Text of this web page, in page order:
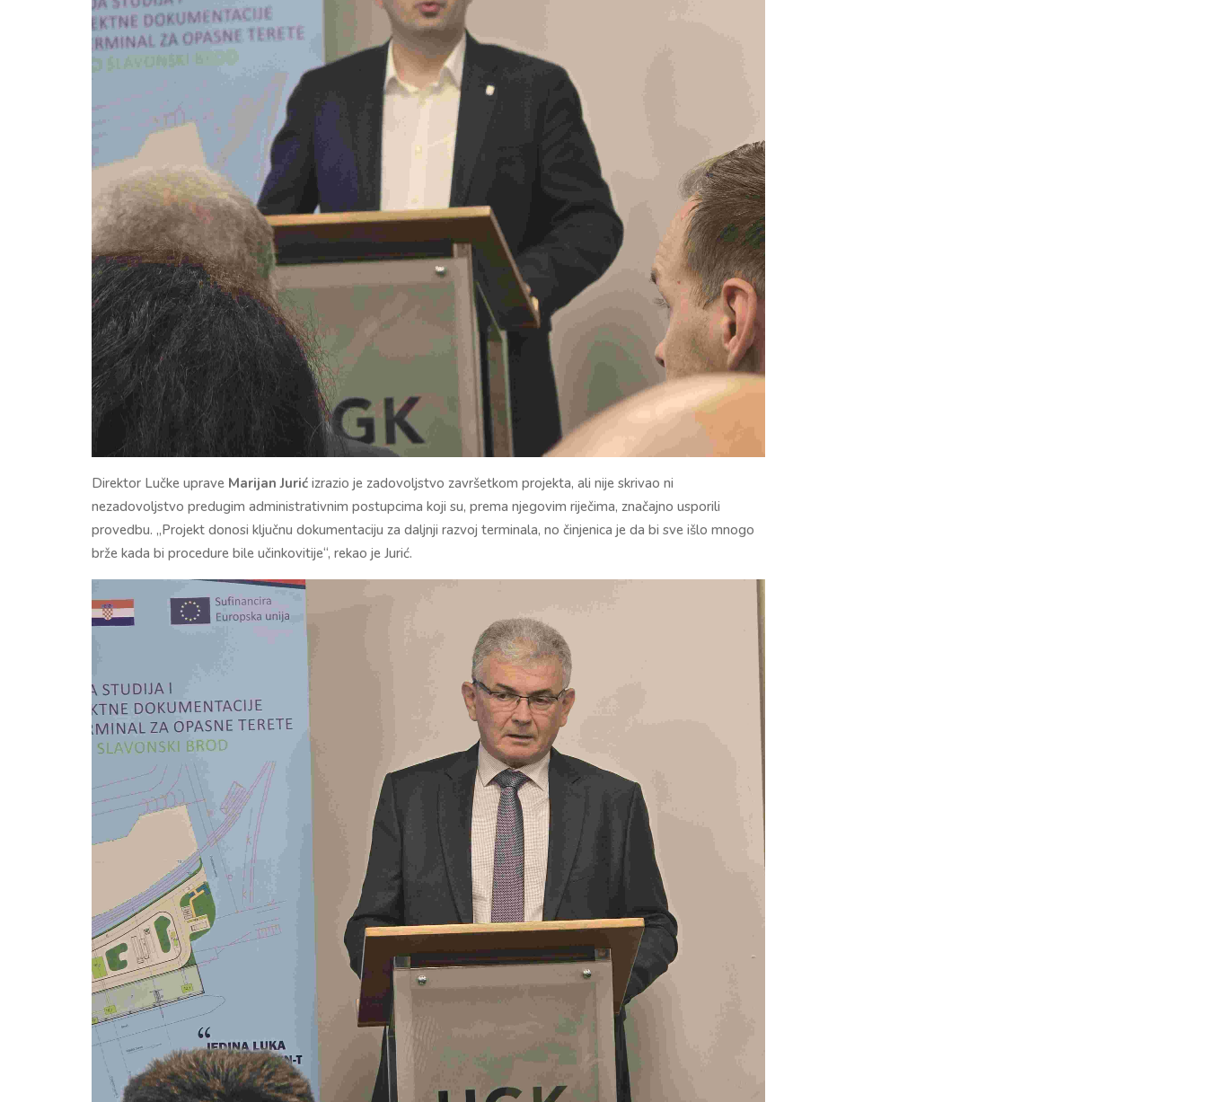
Direktor Lučke uprave Marijan Jurić izrazio je zadovoljstvo završetkom projekta, ali nije skrivao ni
nezadovoljstvo predugim administrativnim postupcima koji su, prema njegovim riječima, značajno usporili
provedbu. „Projekt donosi ključnu dokumentaciju za daljnji razvoj terminala, no činjenica je da bi sve išlo mnogo
brže kada bi procedure bile učinkovitije“, rekao je Jurić.